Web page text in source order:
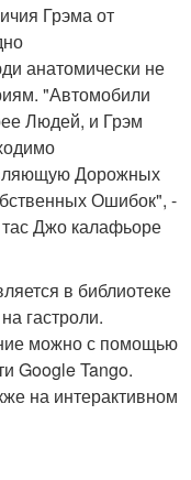
Грэма от
анатомически не
"Автомобили
Людей, и Грэм
Дорожных
Ошибок", -
Джо калафьоре
в библиотеке
гастроли.
можно с помощью
Google Tango.
на интерактивном